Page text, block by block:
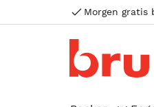
Morgen gratis